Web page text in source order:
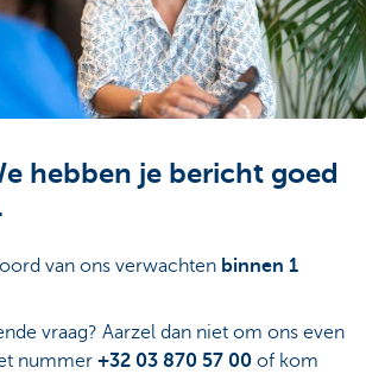
hebben je bericht goed
van ons verwachten binnen 1
vraag? Aarzel dan niet om ons even
nummer +32 03 870 57 00 of kom